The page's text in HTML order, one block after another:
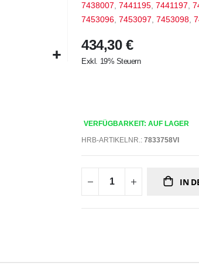
7438007,7441195,7441197,
7453096,7453097,7453098,
434,30 €
Exkl. 19% Steuern
VERFÜGBARKEIT: AUF LAGER
HRB-ARTIKELNR.:7833758VI
IN